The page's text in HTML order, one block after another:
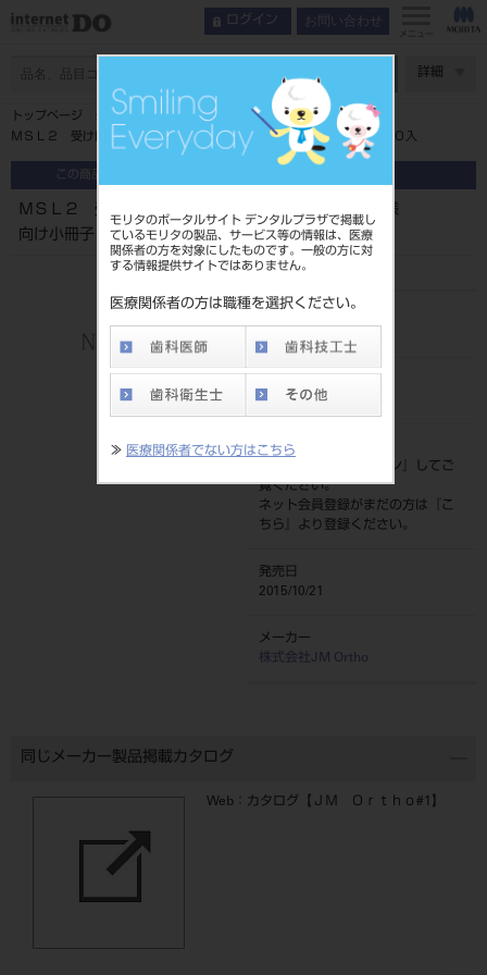
モリタのポータルサイト デンタルプラザで掲載し
ているモリタの製品、サービス等の情報は、医療
関係者の方を対象にしたものです。一般の方に対
する情報提供サイトではありません。
医療関係者の方は職種を選択ください。
≫ 医療関係者でない方はこちら
ログイン お問い合わせ
メニュー
詳細
トップページ
ＭＳＬ２ 受け口ってなーに？ ムーシールド 患者様向け小冊子 ５０入
この商品に関するお問い合わせ
ＭＳＬ２ 受け口ってなーに？ ムーシールド 患者様
向け小冊子 ５０入
4571261436649
標準価格
ログイン
』してご
覧ください。
ネット会員登録がまだの方は『
こ
ちら
』より登録ください。
発売日
2015/10/21
メーカー
株式会社JM Ortho
同じメーカー製品掲載カタログ
Web：カタログ【ＪＭ Ｏｒｔｈｏ#1】